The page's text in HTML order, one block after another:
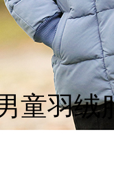
童羽绒